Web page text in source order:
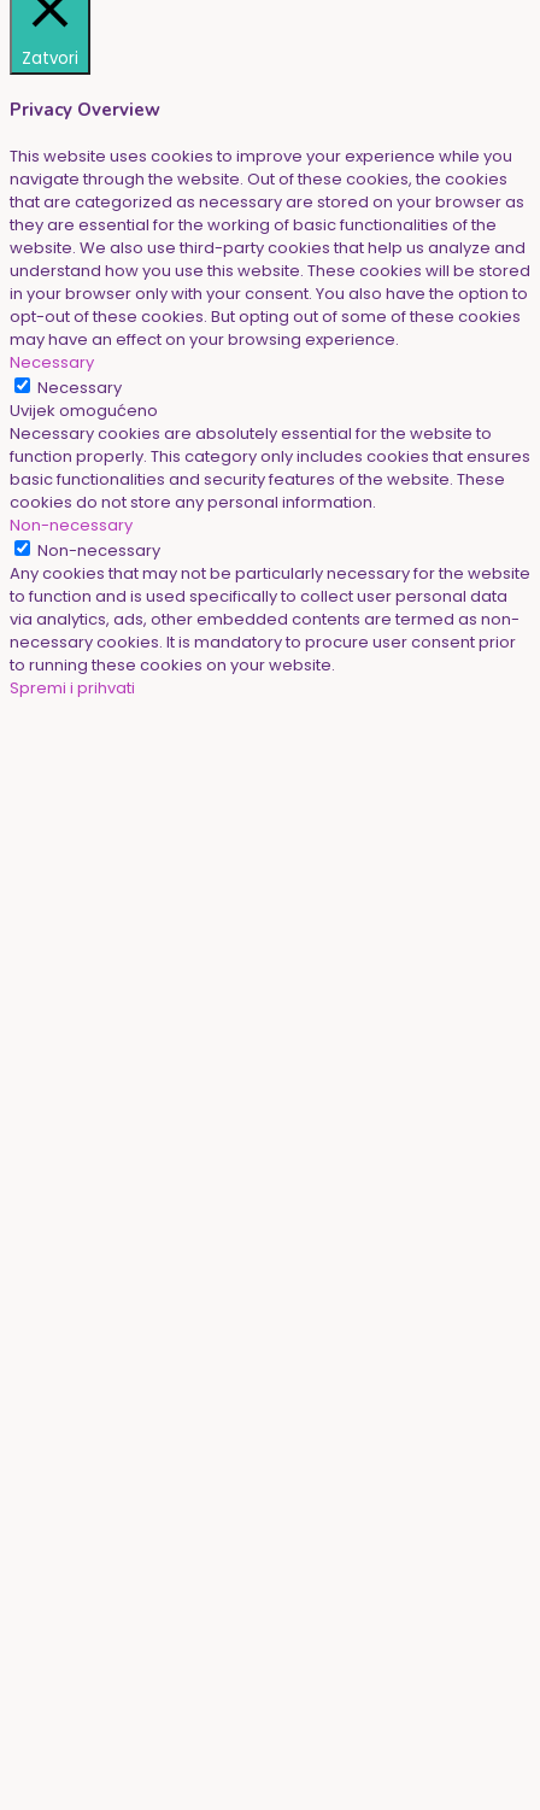
Zatvori
Privacy Overview
This website uses cookies to improve your experience while you
navigate through the website. Out of these cookies, the cookies
that are categorized as necessary are stored on your browser as
they are essential for the working of basic functionalities of the
website. We also use third-party cookies that help us analyze and
understand how you use this website. These cookies will be stored
in your browser only with your consent. You also have the option to
opt-out of these cookies. But opting out of some of these cookies
may have an effect on your browsing experience.
Necessary
Necessary
Uvijek omogućeno
Necessary cookies are absolutely essential for the website to
function properly. This category only includes cookies that ensures
basic functionalities and security features of the website. These
cookies do not store any personal information.
Non-necessary
Non-necessary
Any cookies that may not be particularly necessary for the website
to function and is used specifically to collect user personal data
via analytics, ads, other embedded contents are termed as non-
necessary cookies. It is mandatory to procure user consent prior
to running these cookies on your website.
Spremi i prihvati